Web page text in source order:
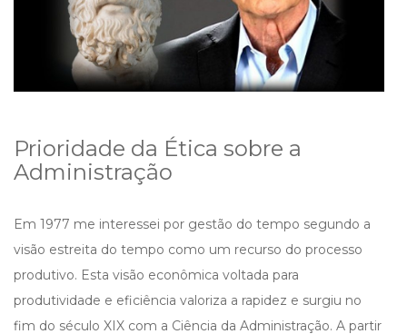
Prioridade da Ética sobre a
Administração
Em 1977 me interessei por gestão do tempo segundo a
visão estreita do tempo como um recurso do processo
produtivo. Esta visão econômica voltada para
produtividade e eficiência valoriza a rapidez e surgiu no
fim do século XIX com a Ciência da Administração. A partir